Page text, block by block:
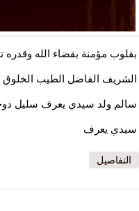
بقلوب مؤمنة بقضاء الله وقدره
الشريف الفاضل الطيب الخلوق
سالم ولد سيدي يعرف سليل
سيدي يعرف
التفاصيل